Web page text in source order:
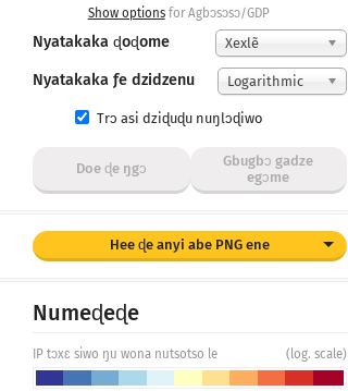
Show optionsfor Agbɔsɔsɔ/GDP
Nyatakaka ɖoɖome Xexlẽ
Nyatakaka ƒe dzidzenu Logarithmic
Trɔ asi dziɖuɖu nuŋlɔɖiwo
Doe ɖe ŋgᴐ
Gbugbɔ gadze
egɔme
Hee ɖe anyi abe PNG ene
Numeɖeɖe
IP tɔxɛ siwo ŋu wona nutsotso le (log. scale)